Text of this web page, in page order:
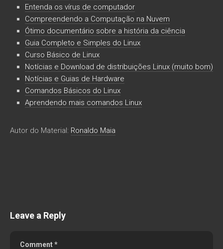
Entenda os vírus de computador
Compreendendo a Computação na Nuvem
Ótimo documentário sobre a história da ciência
Guia Completo e Simples do Linux
Curso Básico de Linux
Notícias e Download de distribuições Linux (muito bom)
Notícias e Guias de Hardware
Comandos Básicos do Linux
Aprendendo mais comandos Linux
Autor do Material: Ronaldo Maia
Leave a Reply
Comment*